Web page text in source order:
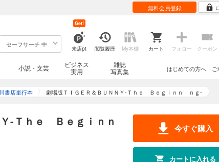
無料会員登録
セーフサーチ 中
来店pt
Get!
閲覧履歴 My本棚 カート フォロー クーポン
小説・文芸
ビジネス
実用
雑誌
写真集
はじめての方へ
書店単行本 劇場版ＴＩＧＥＲ＆ＢＵＮＮＹ-Ｔｈｅ Ｂｅｇｉｎｎｉｎｇ-
-Ｔｈｅ Ｂｅｇｉｎｎ
今すぐ購入
カートに入れる